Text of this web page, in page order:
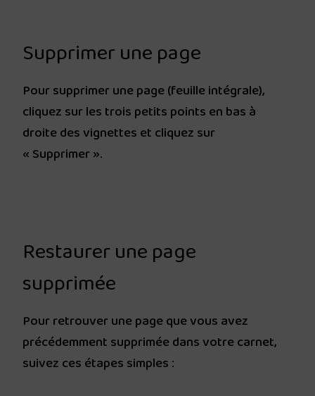
Supprimer une page
Pour supprimer une page (feuille intégrale),
cliquez sur les trois petits points en bas à
droite des vignettes et cliquez sur
« Supprimer ».
Restaurer une page
supprimée
Pour retrouver une page que vous avez
précédemment supprimée dans votre carnet,
suivez ces étapes simples :